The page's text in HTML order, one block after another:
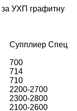
за УХП графитну
Супплиер Спец
700
714
710
2200-2700
2300-2800
2100-2600